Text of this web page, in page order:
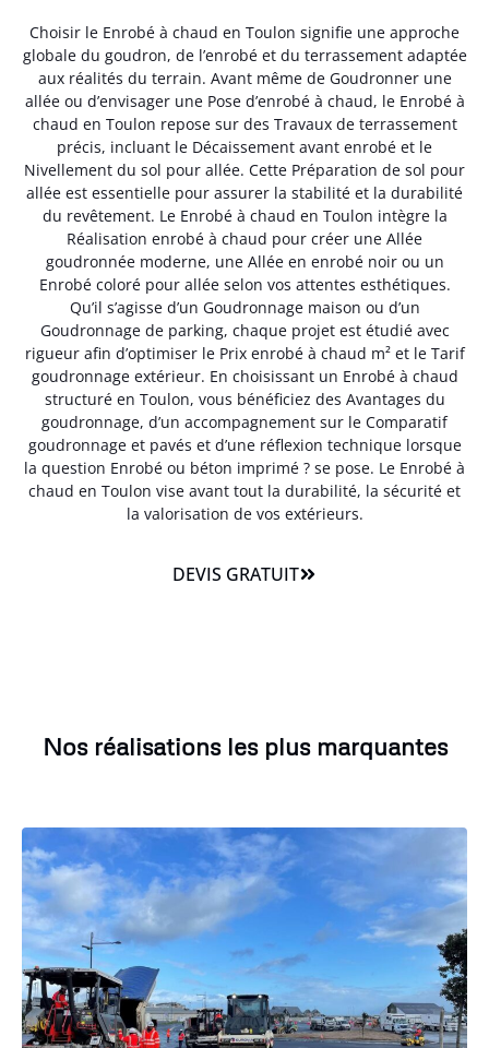
Choisir le Enrobé à chaud en Toulon signifie une approche
globale du goudron, de l’enrobé et du terrassement adaptée
aux réalités du terrain. Avant même de Goudronner une
allée ou d’envisager une Pose d’enrobé à chaud, le Enrobé à
chaud en Toulon repose sur des Travaux de terrassement
précis, incluant le Décaissement avant enrobé et le
Nivellement du sol pour allée. Cette Préparation de sol pour
allée est essentielle pour assurer la stabilité et la durabilité
du revêtement. Le Enrobé à chaud en Toulon intègre la
Réalisation enrobé à chaud pour créer une Allée
goudronnée moderne, une Allée en enrobé noir ou un
Enrobé coloré pour allée selon vos attentes esthétiques.
Qu’il s’agisse d’un Goudronnage maison ou d’un
Goudronnage de parking, chaque projet est étudié avec
rigueur afin d’optimiser le Prix enrobé à chaud m² et le Tarif
goudronnage extérieur. En choisissant un Enrobé à chaud
structuré en Toulon, vous bénéficiez des Avantages du
goudronnage, d’un accompagnement sur le Comparatif
goudronnage et pavés et d’une réflexion technique lorsque
la question Enrobé ou béton imprimé ? se pose. Le Enrobé à
chaud en Toulon vise avant tout la durabilité, la sécurité et
la valorisation de vos extérieurs.
DEVIS GRATUIT
Nos réalisations les plus marquantes